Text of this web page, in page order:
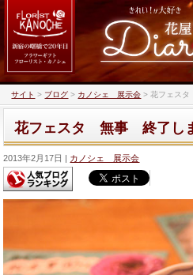
サイト > ブログ > カノシェ 展示会 >花フェス
花フェスタ 無事 終了し
2013年2月17日 カノシェ 展示会